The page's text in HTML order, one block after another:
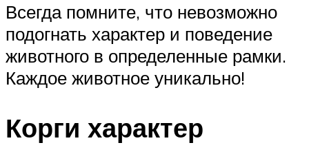
Всегда помните, что невозможно
подогнать характер и поведение
животного в определенные рамки.
Каждое животное уникально!
Корги характер